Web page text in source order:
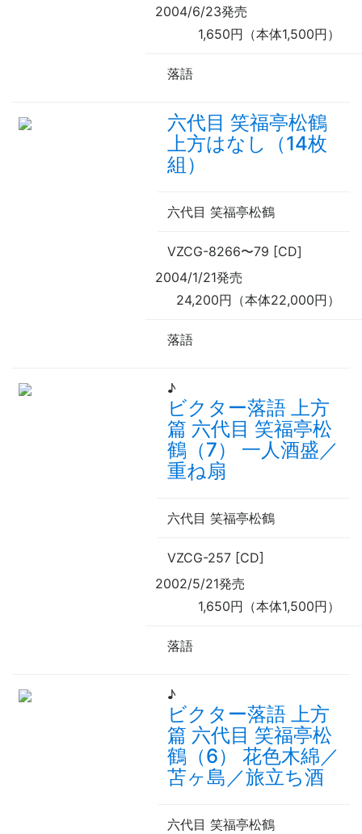
2004/6/23発売
1,650円（本体1,500円）
落語
六代目 笑福亭松鶴
上方はなし（14枚
組）
六代目 笑福亭松鶴
VZCG-8266〜79 [CD]
2004/1/21発売
24,200円（本体22,000円）
落語
♪
ビクター落語 上方
篇 六代目 笑福亭松
鶴（7） 一人酒盛／
重ね扇
六代目 笑福亭松鶴
VZCG-257 [CD]
2002/5/21発売
1,650円（本体1,500円）
落語
♪
ビクター落語 上方
篇 六代目 笑福亭松
鶴（6） 花色木綿／
苫ヶ島／旅立ち酒
六代目 笑福亭松鶴